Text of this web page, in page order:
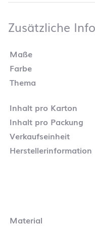
Zusätzliche
Maße
Farbe
Thema
Inhalt pro Karton
Inhalt pro Packung
Verkaufseinheit
Herstellerinformation
Material